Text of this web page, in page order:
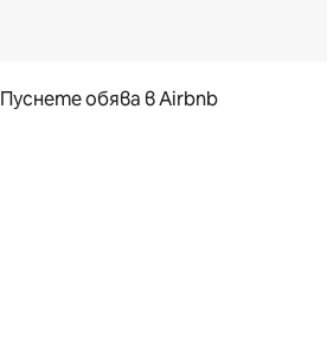
Пуснете обява в Airbnb